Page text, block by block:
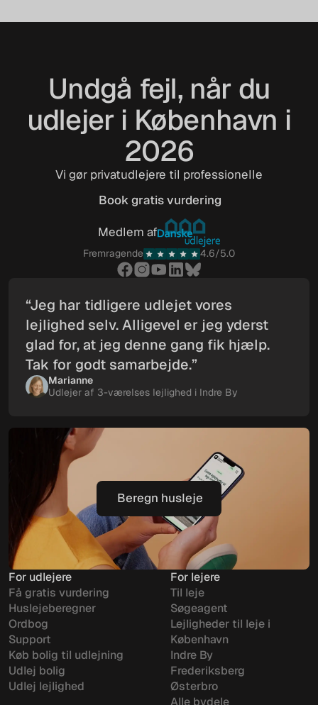
Undgå fejl, når du
udlejer i København i
2026
Vi gør privatudlejere til professionelle
Book gratis vurdering
Book gratis vurdering
Medlem af
Fremragende 4.6/5.0
“Jeg har tidligere udlejet vores
lejlighed selv. Alligevel er jeg yderst
glad for, at jeg denne gang fik hjælp.
Tak for godt samarbejde.”
Marianne
Udlejer af 3-værelses lejlighed i Indre By
Beregn husleje
Beregn husleje
For udlejere
Få gratis vurdering
Huslejeberegner
Ordbog
Support
Køb bolig til udlejning
Udlej bolig
Udlej lejlighed
For lejere
Til leje
Søgeagent
Lejligheder til leje i
København
Indre By
Frederiksberg
Østerbro
Alle bydele